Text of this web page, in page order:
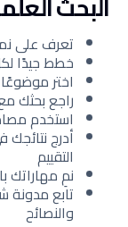
تعرف على
خطط جيدًا
اختر
راجع بحثك
استخدم
التقييم
نمِ مهاراتك
تابع مدونة
والنصائح